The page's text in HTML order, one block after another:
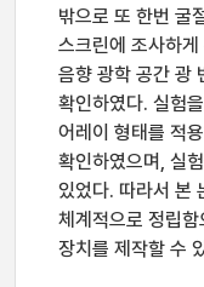
밖으로 또 한번 굴
스크린에 조사하
음향 광학 공간 광
확인하였다. 실험
어레이 형태를 적
확인하였으며, 실
있었다. 따라서 본
체계적으로 정립
장치를 제작할 수